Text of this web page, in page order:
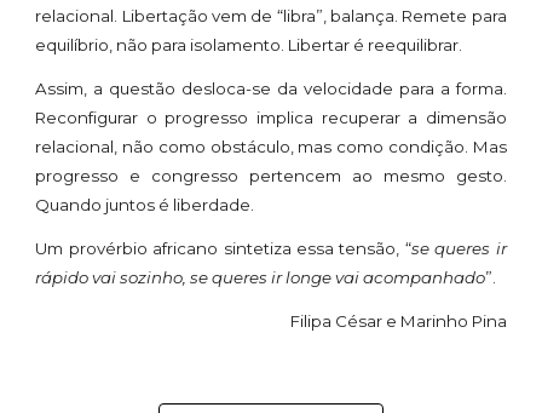
relacional. Libertação vem de “libra”, balança. Remete para
equilíbrio, não para isolamento. Libertar é reequilibrar.
Assim, a questão desloca-se da velocidade para a forma.
Reconfigurar o progresso implica recuperar a dimensão
relacional, não como obstáculo, mas como condição. Mas
progresso e congresso pertencem ao mesmo gesto.
Quando juntos é liberdade.
Um provérbio africano sintetiza essa tensão, “se queres ir
rápido vai sozinho, se queres ir longe vai acompanhado”.
Filipa César e Marinho Pina